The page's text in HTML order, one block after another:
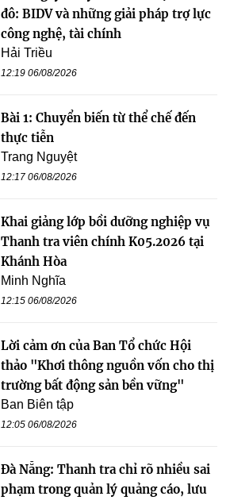
đô: BIDV và những giải pháp trợ lực
công nghệ, tài chính
Hải Triều
12:19 06/08/2026
Bài 1: Chuyển biến từ thể chế đến
thực tiễn
Trang Nguyệt
12:17 06/08/2026
Khai giảng lớp bồi dưỡng nghiệp vụ
Thanh tra viên chính K05.2026 tại
Khánh Hòa
Minh Nghĩa
12:15 06/08/2026
Lời cảm ơn của Ban Tổ chức Hội
thảo "Khơi thông nguồn vốn cho thị
trường bất động sản bền vững"
Ban Biên tập
12:05 06/08/2026
Đà Nẵng: Thanh tra chỉ rõ nhiều sai
phạm trong quản lý quảng cáo, lưu